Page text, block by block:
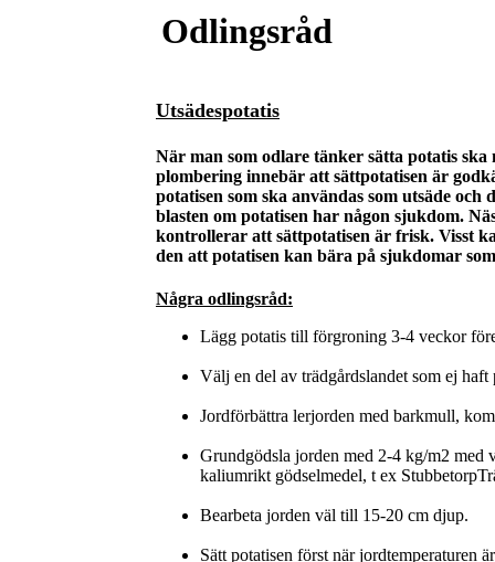
Odlingsråd
Utsädespotatis
När man som odlare tänker sätta potatis
plombering innebär att sättpotatisen är
potatisen som ska användas som utsäde
blasten om potatisen har någon sjukdom.
kontrollerar att sättpotatisen är frisk. Visst
den att potatisen kan bära på sjukdomar
Några odlingsråd:
Lägg potatis till förgroning 3-4 veckor
Välj en del av trädgårdslandet som ej haft
Jordförbättra lerjorden med barkmull,
Grundgödsla jorden med 2-4 kg/m2 med
kaliumrikt gödselmedel, t ex
Bearbeta jorden väl till 15-20 cm djup.
Sätt potatisen först när jordtemperaturen